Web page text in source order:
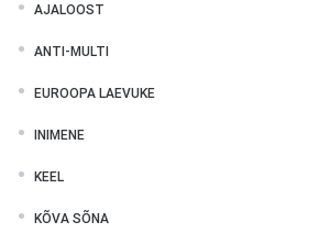
AJALOOST
ANTI-MULTI
EUROOPA LAEVUKE
INIMENE
KEEL
KÕVA SÕNA